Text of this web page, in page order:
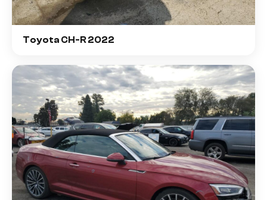
Toyota CH-R 2022